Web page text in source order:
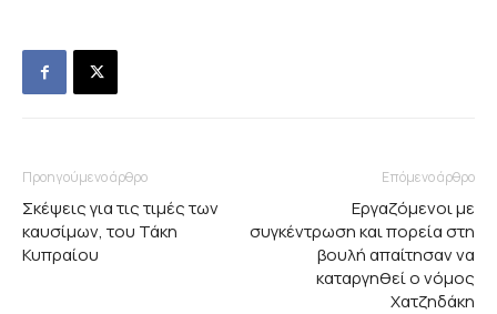
Προηγούμενο άρθρο
Σκέψεις για τις τιμές των
καυσίμων, του Τάκη
Κυπραίου
Επόμενο άρθρο
Εργαζόμενοι με
συγκέντρωση και πορεία στη
βουλή απαίτησαν να
καταργηθεί ο νόμος
Χατζηδάκη